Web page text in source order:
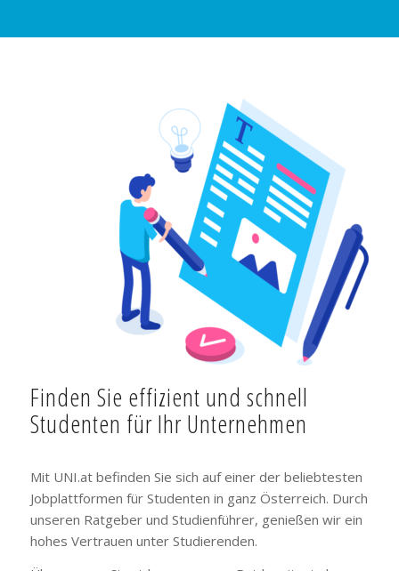
Finden Sie effizient und schnell
Studenten für Ihr Unternehmen
Mit UNI.at befinden Sie sich auf einer der beliebtesten
Jobplattformen für Studenten in ganz Österreich. Durch
unseren Ratgeber und Studienführer, genießen wir ein
hohes Vertrauen unter Studierenden.